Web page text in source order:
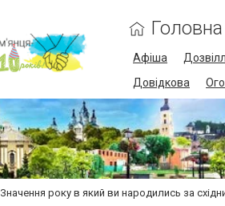
Головна
Афіша
Довідкова
Значення року в який ви народились за